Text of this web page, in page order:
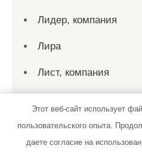
Лидер, компания
Лира
Лист, компания
отливов, откосов и
металла
Этот веб-сайт использует
пользовательского опыта.
даете согласие на